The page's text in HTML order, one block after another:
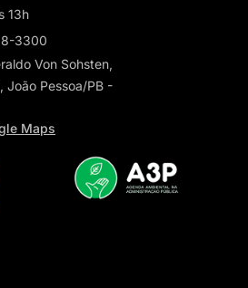
13h
3300
Von Sohsten,
João Pessoa/PB -
Maps